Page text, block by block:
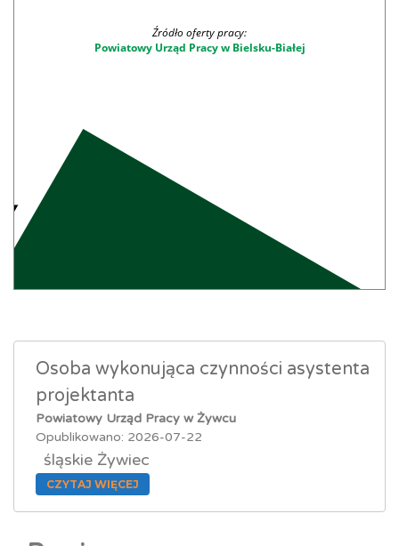
Źródło oferty pracy:
Powiatowy Urząd Pracy w Bielsku-Białej
Osoba wykonująca czynności asystenta
projektanta
Powiatowy Urząd Pracy w Żywcu
Opublikowano: 2026-07-22
śląskie Żywiec
CZYTAJ WIĘCEJ